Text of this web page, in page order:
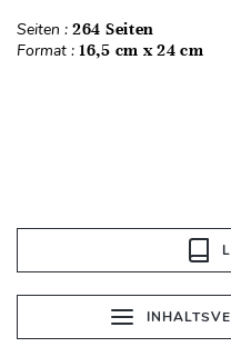
Seiten : 264 Seiten
Format : 16,5 cm x 24 cm